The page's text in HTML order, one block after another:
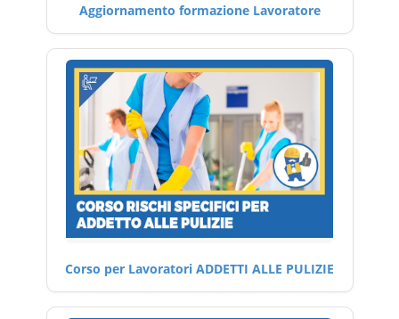
Aggiornamento formazione Lavoratore
Corso per Lavoratori ADDETTI ALLE PULIZIE